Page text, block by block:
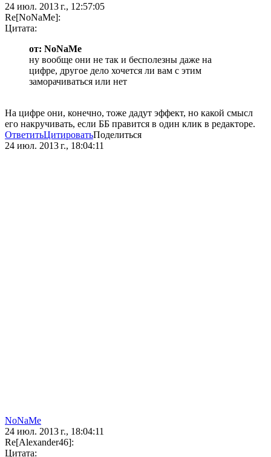
24 июл. 2013 г., 12:57:05
Re[NoNaMe]:
Цитата:
от: NoNaMe
ну вообще они не так и бесполезны даже на
цифре, другое дело хочется ли вам с этим
заморачиваться или нет
На цифре они, конечно, тоже дадут эффект, но какой смысл
его накручивать, если ББ правится в один клик в редакторе.
ОтветитьЦитироватьПоделиться
24 июл. 2013 г., 18:04:11
NoNaMe
24 июл. 2013 г., 18:04:11
Re[Alexander46]:
Цитата: